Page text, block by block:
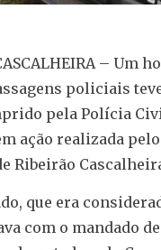
– Um
policiais
pela Polícia
ação realizada
Ribeirão
que era
com o mandado